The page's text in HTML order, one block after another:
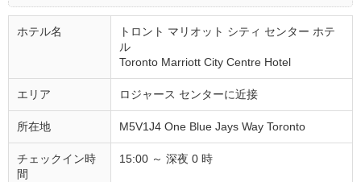
ホテル名
トロント マリオット シティ センター ホテ
ル
Toronto Marriott City Centre Hotel
エリア ロジャース センターに近接
所在地 M5V1J4 One Blue Jays Way Toronto
チェックイン時
間
15:00 ～ 深夜 0 時